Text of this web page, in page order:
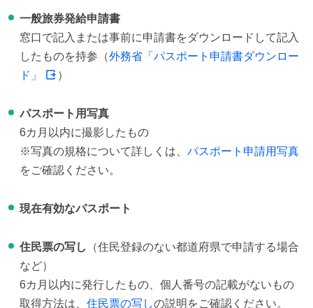
一般旅券発給申請書
窓口で記入または事前に申請書をダウンロードして記入
したものを持参（外務省「パスポート申請書ダウンロー
ド」
）
パスポート用写真
6カ月以内に撮影したもの
※写真の規格について詳しくは、 パスポート申請用写真
をご確認ください。
現在有効なパスポート
住民票の写し
（住民登録のない都道府県で申請する場合
など）
6カ月以内に発行したもの、個人番号の記載がないもの
取得方法は、 住民票の写しの説明をご確認ください。